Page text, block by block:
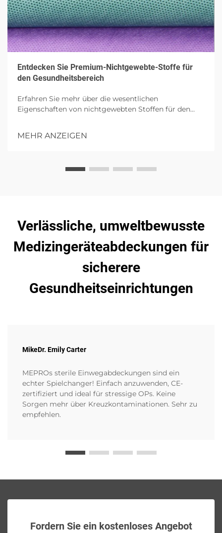
Entdecken Sie Premium-Nichtgewebte-Stoffe für
den Gesundheitsbereich
Erfahren Sie mehr über die wesentlichen
Eigenschaften von nichtgewebten Stoffen für den
hervorgehoben werden. Erfahren Sie mehr über ihre
umweltfreundliche und antimikrobielle Innovationen
MEHR ANZEIGEN
Verlässliche, umweltbewusste
Medizingeräteabdeckungen für
sicherere
Gesundheitseinrichtungen
MikeDr. Emily Carter
MEPROs sterile Einwegabdeckungen sind ein
echter Spielchanger! Einfach anzuwenden, CE-
zertifiziert und ideal für stressige OPs. Keine
Sorgen mehr über Kreuzkontaminationen. Sehr zu
empfehlen.
Fordern Sie ein kostenloses Angebot